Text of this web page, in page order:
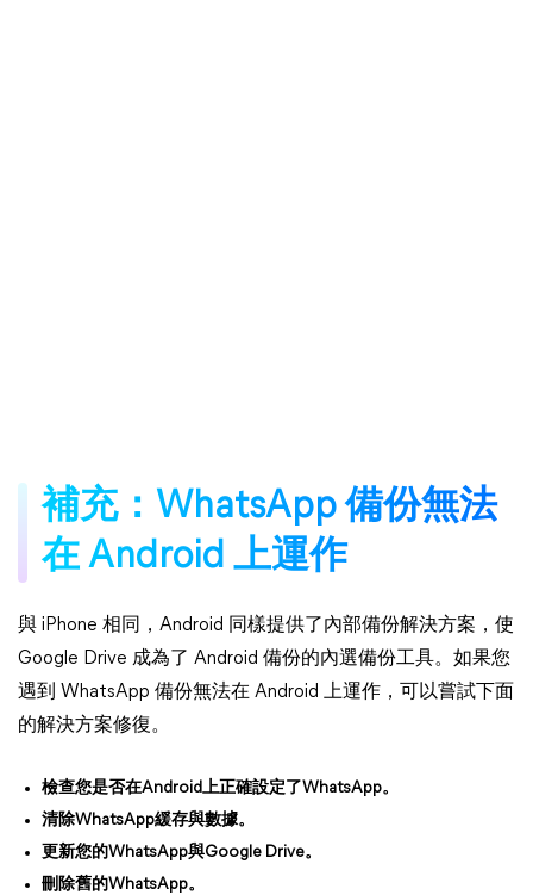
補充：WhatsApp 備份無法
在 Android 上運作
與 iPhone 相同，Android 同樣提供了內部備份解決方案，使
Google Drive 成為了 Android 備份的內選備份工具。如果您
遇到 WhatsApp 備份無法在 Android 上運作，可以嘗試下面
的解決方案修復。
檢查您是否在Android上正確設定了WhatsApp。
清除WhatsApp緩存與數據。
更新您的WhatsApp與Google Drive。
刪除舊的WhatsApp。